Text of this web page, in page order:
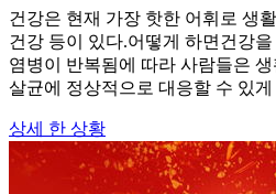
건강은 현재 가장 핫한 어휘로 생
건강 등이 있다.어떻게 하면건강
염병이 반복됨에 따라 사람들은
살균에 정상적으로 대응할 수 있게
상세 한 상황